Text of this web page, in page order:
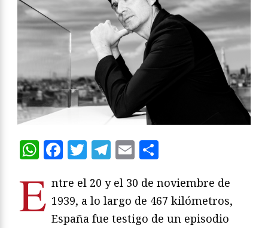
WhatsApp
Facebook
Twitter
Telegram
Email
E ntre el 20 y el 30 de noviembre de
1939, a lo largo de 467 kilómetros,
España fue testigo de un episodio